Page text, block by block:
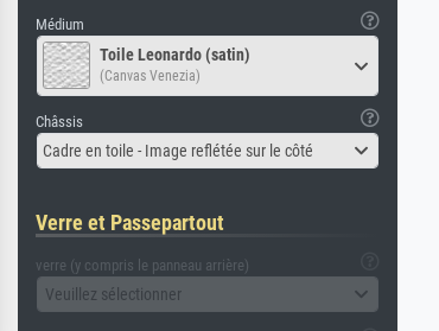
Médium
Toile Leonardo (satin)
(Canvas Venezia)
Châssis
Cadre en toile - Image reflétée sur le côté
Verre et Passepartout
verre (y compris le panneau arrière)
Veuillez sélectionner